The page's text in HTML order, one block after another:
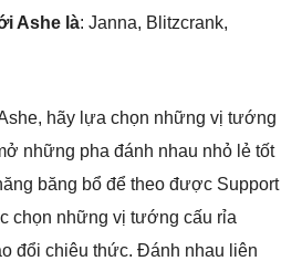
Ashe là: Janna, Blitzcrank,
hãy lựa chọn những vị tướng
những pha đánh nhau nhỏ lẻ tốt
băng bổ để theo được Support
chọn những vị tướng cấu rỉa
đổi chiêu thức. Đánh nhau liên